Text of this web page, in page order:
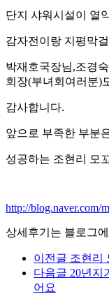
단지 샤워시설이 열
감자전이랑 지평막
박재호국장님,조경
회장(부녀회여러분)
감사합니다.
앞으로 부족한 부분
성공하는 조현리 모
http://blog.naver.com/
상세후기는 블로그
이전글 조현리
다음글 20년지
어요